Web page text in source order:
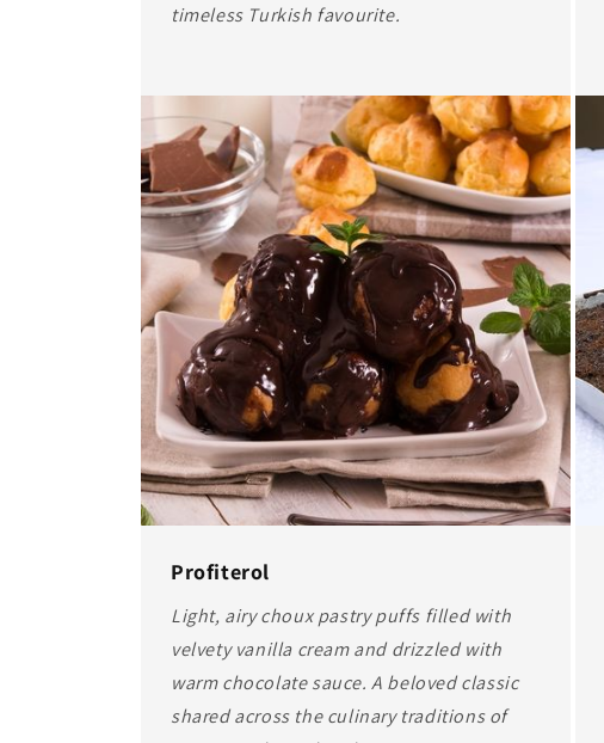
timeless Turkish favourite.
Profiterol
Light, airy choux pastry puffs filled with
velvety vanilla cream and drizzled with
warm chocolate sauce. A beloved classic
shared across the culinary traditions of